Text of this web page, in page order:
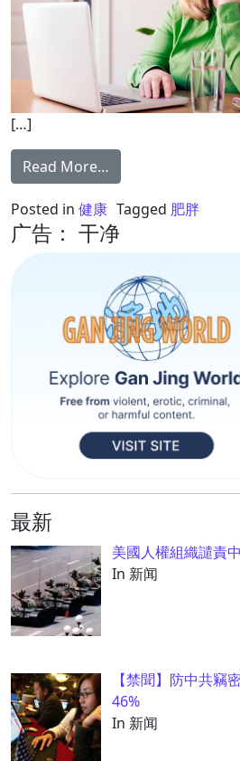
[…]
Read More…
Posted in 健康 Tagged 肥胖
广告： 干净
最新
美國人權組織譴責
In 新闻
【禁聞】防中共竊
46%
In 新闻